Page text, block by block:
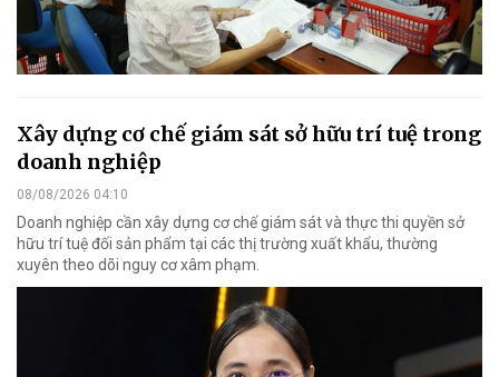
Xây dựng cơ chế giám sát sở hữu trí tuệ trong
doanh nghiệp
08/08/2026 04:10
Doanh nghiệp cần xây dựng cơ chế giám sát và thực thi quyền sở
hữu trí tuệ đối sản phẩm tại các thị trường xuất khẩu, thường
xuyên theo dõi nguy cơ xâm phạm.